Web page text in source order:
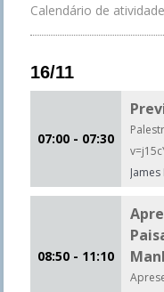
Calendário de
16/11
07:00 - 07:30
08:50 - 11:10